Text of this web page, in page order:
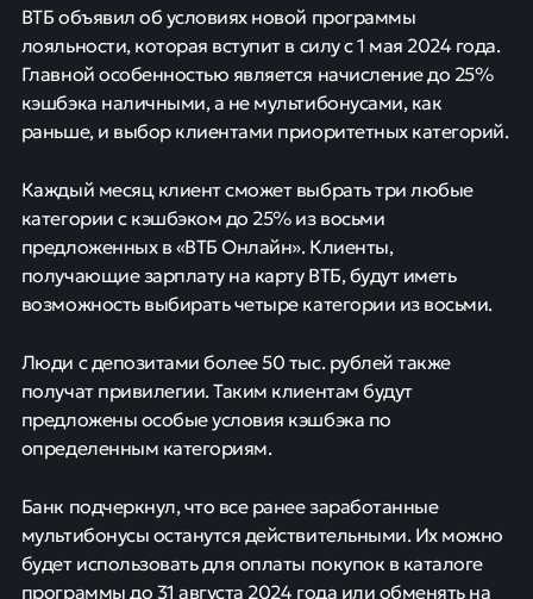
ВТБ объявил об условиях новой программы
лояльности, которая вступит в силу с 1 мая 2024 года.
Главной особенностью является начисление до 25%
кэшбэка наличными, а не мультибонусами, как
раньше, и выбор клиентами приоритетных категорий.
Каждый месяц клиент сможет выбрать три любые
категории с кэшбэком до 25% из восьми
предложенных в «ВТБ Онлайн». Клиенты,
получающие зарплату на карту ВТБ, будут иметь
возможность выбирать четыре категории из восьми.
Люди с депозитами более 50 тыс. рублей также
получат привилегии. Таким клиентам будут
предложены особые условия кэшбэка по
определенным категориям.
Банк подчеркнул, что все ранее заработанные
мультибонусы останутся действительными. Их можно
будет использовать для оплаты покупок в каталоге
программы до 31 августа 2024 года или обменять на